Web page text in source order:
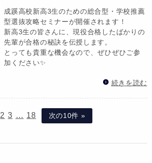
成蹊高校新高3生のための総合型・学校推薦
型選抜攻略セミナーが開催されます！
新高3生の皆さんに、現役合格したばかりの
先輩が合格の秘訣を伝授します。
とっても貴重な機会なので、ぜひぜひご参
加ください✨
続きを読む
2 3 … 18 次の10件 »